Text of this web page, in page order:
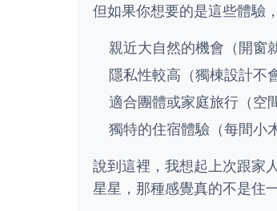
但如果你想要的是這些體驗
親近大自然的機會（開窗
隱私性較高（獨棟設計不
適合團體或家庭旅行（空
獨特的住宿體驗（每間小
說到這裡，我想起上次跟家
星星，那種感覺真的不是住